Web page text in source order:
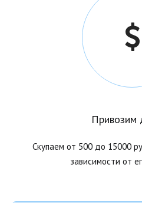
Привозим
Скупаем от 500 до 15000
зависимости от